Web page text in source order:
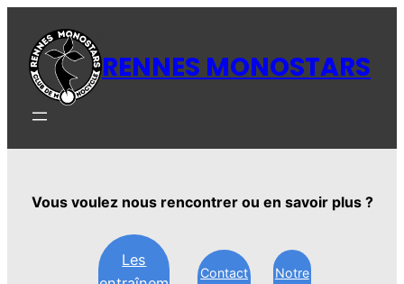
contenu
RENNES MONOSTARS
Vous voulez nous rencontrer ou en savoir plus ?
Les
Contact
Notre